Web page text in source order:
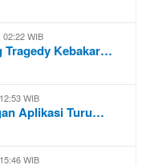
02:22 WIB
Tragedy Kebakar…
WIB
Aplikasi Turu…
WIB